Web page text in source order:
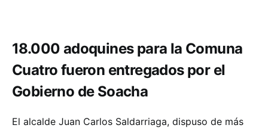
18.000 adoquines para la Comuna
Cuatro fueron entregados por el
Gobierno de Soacha
El alcalde Juan Carlos Saldarriaga, dispuso de más